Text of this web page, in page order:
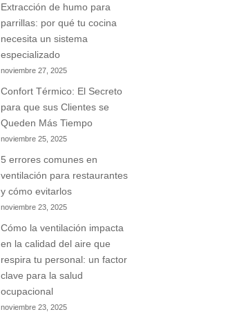
Extracción de humo para
parrillas: por qué tu cocina
necesita un sistema
especializado
noviembre 27, 2025
Confort Térmico: El Secreto
para que sus Clientes se
Queden Más Tiempo
noviembre 25, 2025
5 errores comunes en
ventilación para restaurantes
y cómo evitarlos
noviembre 23, 2025
Cómo la ventilación impacta
en la calidad del aire que
respira tu personal: un factor
clave para la salud
ocupacional
noviembre 23, 2025